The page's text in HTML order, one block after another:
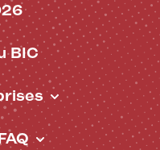
BIC